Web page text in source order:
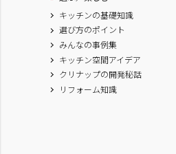
キッチンの基礎知識
選び方のポイント
みんなの事例集
キッチン空間アイデア
クリナップの開発秘話
リフォーム知識